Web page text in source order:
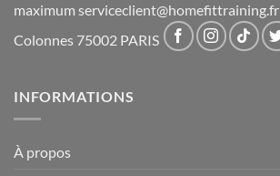
maximum serviceclient@homefittraining.fr
Colonnes 75002 PARIS
INFORMATIONS
À propos